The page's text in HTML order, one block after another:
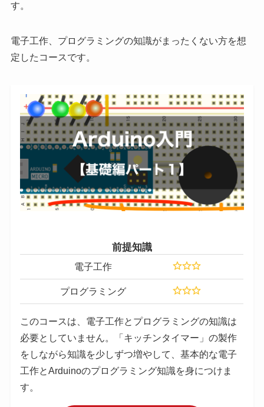
す。
電子工作、プログラミングの知識がまったくない方を想
定したコースです。
前提知識
電子工作
プログラミング
このコースは、電子工作とプログラミングの知識は
必要としていません。「キッチンタイマー」の製作
をしながら知識を少しずつ増やして、基本的な電子
工作とArduinoのプログラミング知識を身につけま
す。